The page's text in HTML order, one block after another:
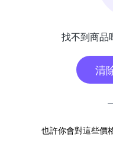
找不到商品
清
也許你會對這些價